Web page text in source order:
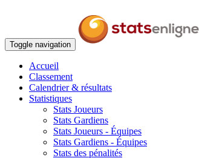
Toggle navigation
Accueil
Classement
Calendrier & résultats
Statistiques
Stats Joueurs
Stats Gardiens
Stats Joueurs - Équipes
Stats Gardiens - Équipes
Stats des pénalités